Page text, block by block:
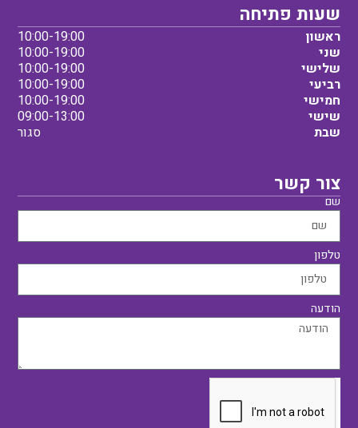
שעות פתיחה
ראשון
10:00-19:00
שני
10:00-19:00
שלישי
10:00-19:00
רביעי
10:00-19:00
חמישי
10:00-19:00
שישי
09:00-13:00
שבת
סגור
צור קשר
שם
טלפון
הודעה